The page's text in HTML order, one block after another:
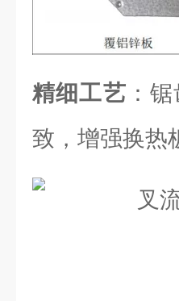
精细工艺 ：
致，增强换热